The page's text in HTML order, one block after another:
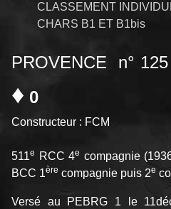
CLASSEMENT
CHARS B1 ET B1bis
PROVENCE n°
♦ 0
Constructeur : FCM
511e RCC 4e compagnie
BCC 1ère compagnie puis 2e
Versé au PEBRG 1 le